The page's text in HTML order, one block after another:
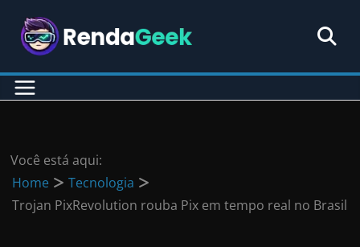
para
conteúdo
Você está aqui:
Home
Tecnologia
Trojan PixRevolution rouba Pix em tempo real no Brasil